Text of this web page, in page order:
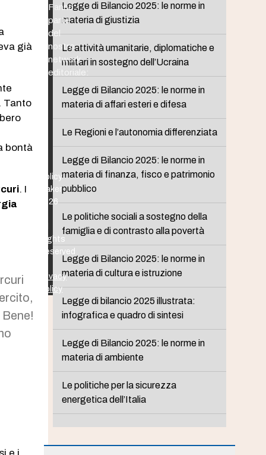
già
Tanto
bontà
. I
Legge di Bilancio 2025: le norme in
materia di giustizia
Le attività umanitarie, diplomatiche e
militari in sostegno dell’Ucraina
Legge di Bilancio 2025: le norme in
materia di affari esteri e difesa
Le Regioni e l’autonomia differenziata
Legge di Bilancio 2025: le norme in
materia di finanza, fisco e patrimonio
pubblico
Le politiche sociali a sostegno della
famiglia e di contrasto alla povertà
Legge di Bilancio 2025: le norme in
materia di cultura e istruzione
Legge di bilancio 2025 illustrata:
infografica e quadro di sintesi
Legge di Bilancio 2025: le norme in
materia di ambiente
Le politiche per la sicurezza
energetica dell’Italia
Fanno
parte
del
nostro
network
editoriale:
Policy
Maker
2026
Rights
Reserved
Privacy
Policy